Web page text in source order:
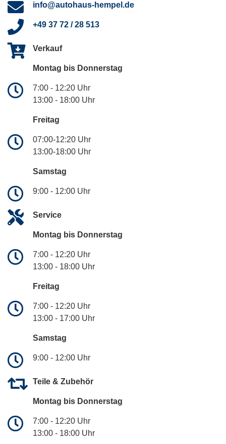
info@autohaus-hempel.de
+49 37 72 / 28 513
Verkauf
Montag bis Donnerstag
7:00 - 12:20 Uhr
13:00 - 18:00 Uhr
Freitag
07:00-12:20 Uhr
13:00-18:00 Uhr
Samstag
9:00 - 12:00 Uhr
Service
Montag bis Donnerstag
7:00 - 12:20 Uhr
13:00 - 18:00 Uhr
Freitag
7:00 - 12:20 Uhr
13:00 - 17:00 Uhr
Samstag
9:00 - 12:00 Uhr
Teile & Zubehör
Montag bis Donnerstag
7:00 - 12:20 Uhr
13:00 - 18:00 Uhr